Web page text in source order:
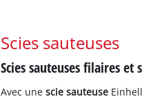
Scies sauteuses
Scies sauteuses filaires
Avec une scie sauteuse